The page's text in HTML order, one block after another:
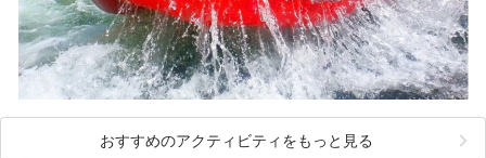
おすすめのアクティビティをもっと見る